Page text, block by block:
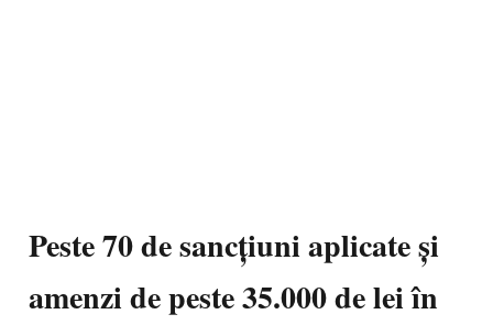
Peste 70 de sancțiuni aplicate și
amenzi de peste 35.000 de lei în